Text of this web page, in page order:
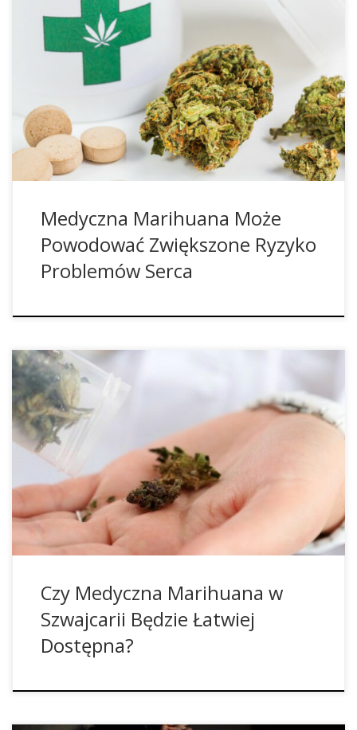
Marihuana jako środek przeciwbólowy niesie za sobą nieco
większe ryzyko problemów z sercem. Stwierdzono to w
badaniu przeprowadzonym w Danii. W Danii 1,6 miliona
osób cierpi z powodu przewlekłego bólu. Wiele z tych osób
jest leczonych opioidami. 4.931 pacjentów otrzymało co
najmniej jedną receptę zawierającą konopie indyjskie
(dronabinol 29%, kannabinoidy […]
Medyczna Marihuana Może
Powodować Zwiększone Ryzyko
Problemów Serca
Sytuacja wokół medycznej marihuany w Szwajcarii jest
naprawdę trudna. Dopiero wraz z przyjęciem Ruchu
Kesslera 14.4164 „Cannabis dla ciężko chorych” przez
Zgromadzenie Federalne w 2015 roku pozwoliło na pójście
w lepszym kierunku. Teraz, siedem lat później, ustawa o
środkach odurzających w tym kraju ma zostać zmieniona,
aby umożliwić łatwy dostęp […]
Czy Medyczna Marihuana w
Szwajcarii Będzie Łatwiej
Dostępna?